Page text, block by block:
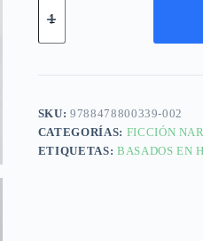
SKU:9788478800339-002
CATEGORÍAS: FICCIÓN
ETIQUETAS: BASADOS EN